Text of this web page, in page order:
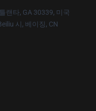
랜타, GA 30339, 미국
시, 베이징, CN